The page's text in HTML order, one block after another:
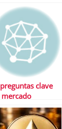
clave
de la
de Borja Mateo